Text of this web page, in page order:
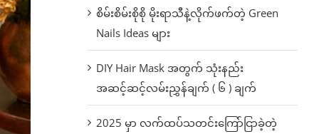
စိမ်းစိမ်းစိုစို မိုးရာသီနဲ့လိုက်ဖက်တဲ့ Green
Nails Ideas များ
DIY Hair Mask အတွက် သုံးနည်း
အဆင့်ဆင့်လမ်းညွှန်ချက် ( ၆ ) ချက်
2025 မှာ လက်ထပ်သတင်းကြော်ငြာခဲ့တဲ့